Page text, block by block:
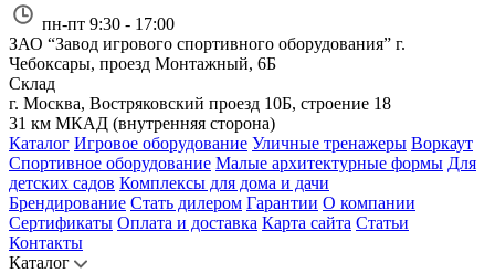
пн-пт 9:30 - 17:00
ЗАО “Завод игрового спортивного оборудования” г.
Чебоксары, проезд Монтажный, 6Б
Склад
г. Москва, Востряковский проезд 10Б, строение 18
31 км МКАД (внутренняя сторона)
Каталог Игровое оборудование Уличные тренажеры Воркаут
Спортивное оборудование Малые архитектурные формы Для
детских садов Комплексы для дома и дачи
Брендирование Стать дилером Гарантии О компании
Сертификаты Оплата и доставка Карта сайта Статьи
Контакты
Каталог